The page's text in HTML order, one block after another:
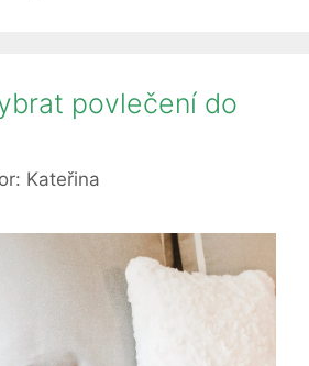
povlečení do
Kateřina